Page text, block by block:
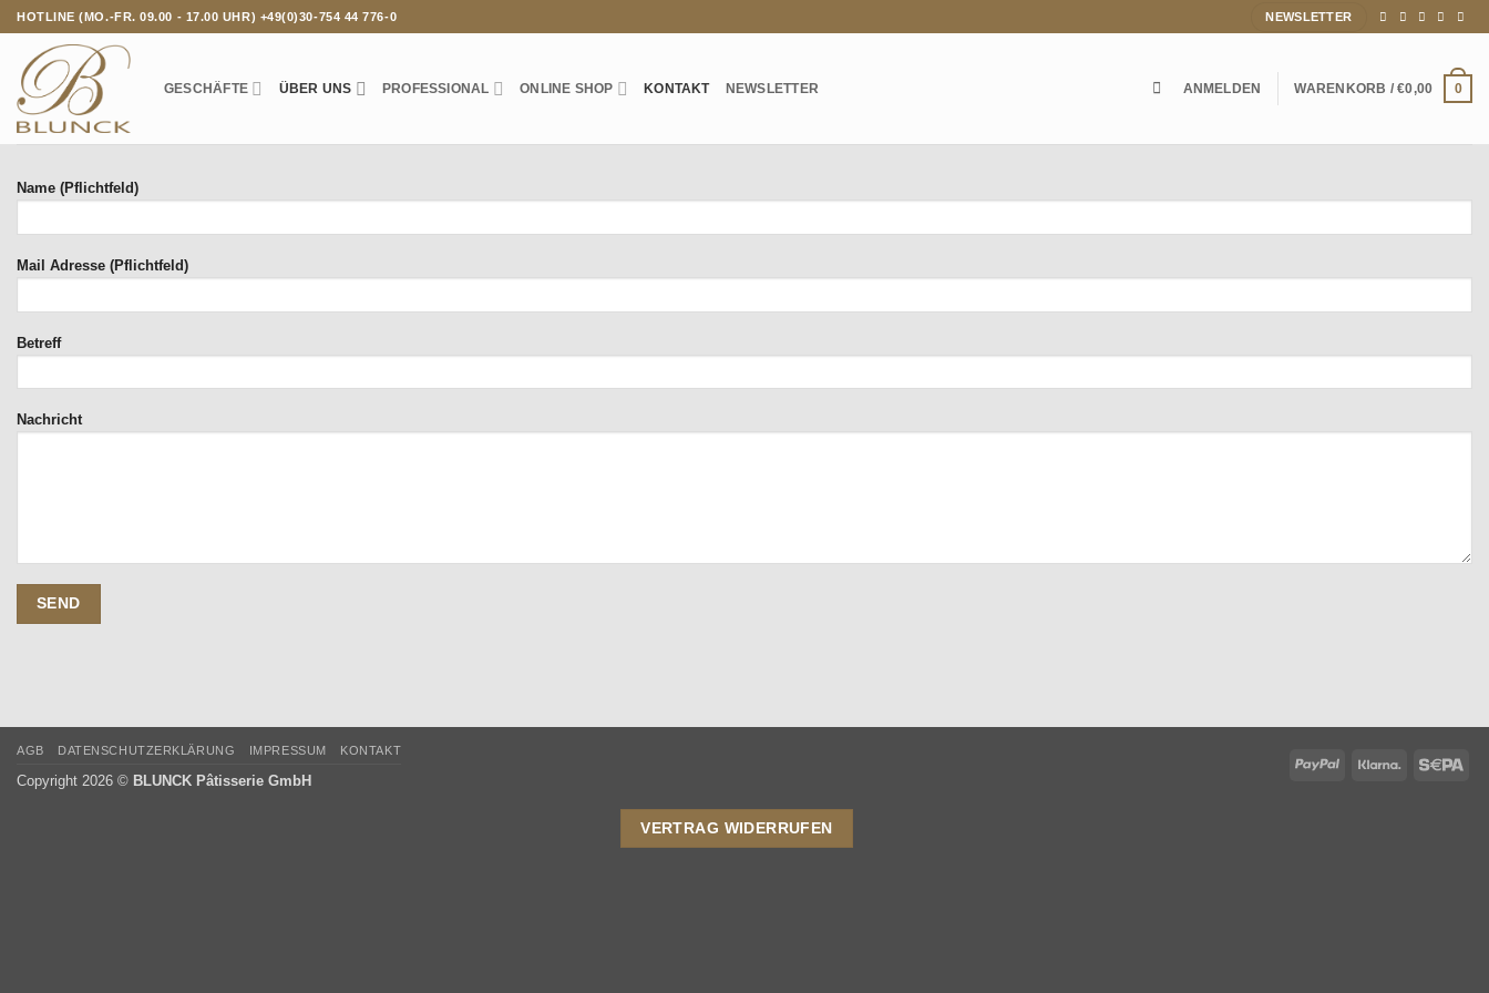
Zum
Inhalt
springen
HOTLINE (MO.-FR. 09.00 - 17.00 UHR) +49(0)30-754 44 776-0 NEWSLETTER
GESCHÄFTE ÜBER UNS PROFESSIONAL ONLINE SHOP KONTAKT NEWSLETTER ANMELDEN WARENKORB /€0,00 0
Name (Pflichtfeld)
Mail Adresse (Pflichtfeld)
Betreff
Nachricht
PayPal Klarna
AGB DATENSCHUTZERKLÄRUNG IMPRESSUM KONTAKT
Copyright 2026 © BLUNCK Pâtisserie GmbH
VERTRAG WIDERRUFEN